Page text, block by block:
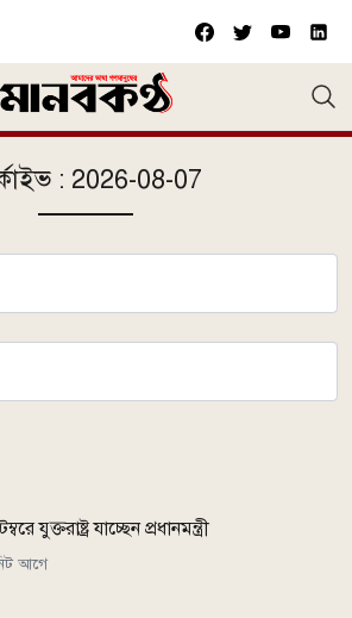
: 2026-08-07
যুক্তরাষ্ট্র যাচ্ছেন প্রধানমন্ত্রী
আগে